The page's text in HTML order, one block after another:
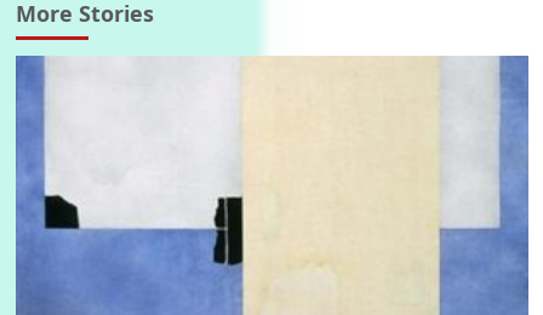
More Stories